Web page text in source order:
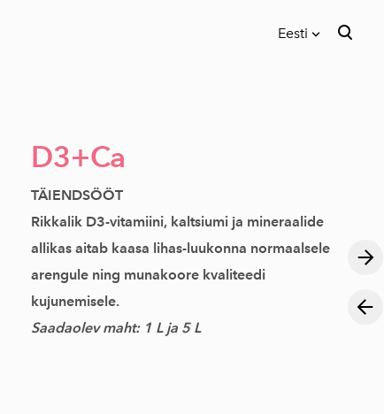
Eesti
D3+Ca
TÄIENDSÖÖT
Rikkalik D3-vitamiini, kaltsiumi ja mineraalide
allikas aitab kaasa lihas-luukonna normaalsele
arengule ning munakoore kvaliteedi
kujunemisele.
Saadaolev maht: 1 L ja 5 L